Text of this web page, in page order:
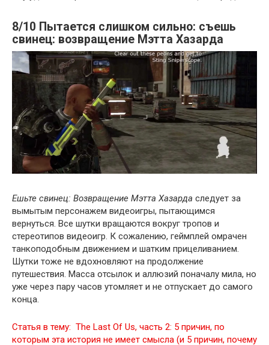
8/10 Пытается слишком сильно: съешь
свинец: возвращение Мэтта Хазарда
Ешьте свинец: Возвращение Мэтта Хазарда следует за
вымытым персонажем видеоигры, пытающимся
вернуться. Все шутки вращаются вокруг тропов и
стереотипов видеоигр. К сожалению, геймплей омрачен
танкоподобным движением и шатким прицеливанием.
Шутки тоже не вдохновляют на продолжение
путешествия. Масса отсылок и аллюзий поначалу мила, но
уже через пару часов утомляет и не отпускает до самого
конца.
Статья в тему: The Last Of Us, часть 2: 5 причин, по
которым эта история не имеет смысла (и 5 причин, почему